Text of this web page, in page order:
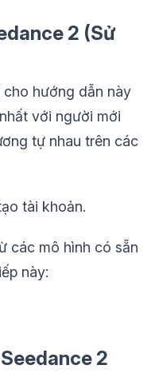
2 (Sử
hướng dẫn này
với người mới
tự nhau trên các
tài khoản.
các mô hình có sẵn
này:
2